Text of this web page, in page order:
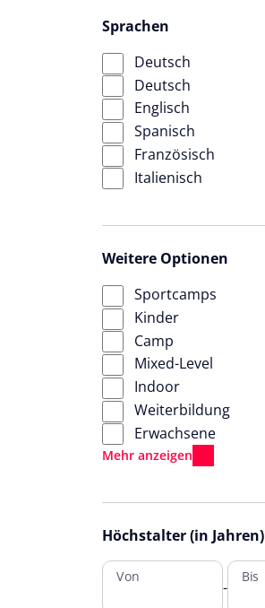
Sprachen
Deutsch
Deutsch
Englisch
Spanisch
Französisch
Italienisch
Weitere Optionen
Sportcamps
Kinder
Camp
Mixed-Level
Indoor
Weiterbildung
Erwachsene
Höchstalter (in Jahren)
Von
-
Bis